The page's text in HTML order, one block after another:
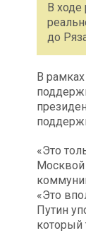
В
до
В
«Это
«Это
Путин
который